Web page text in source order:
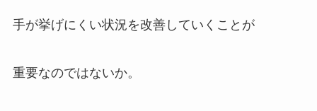
手が挙げにくい状況を改善していくことが
重要なのではないか。